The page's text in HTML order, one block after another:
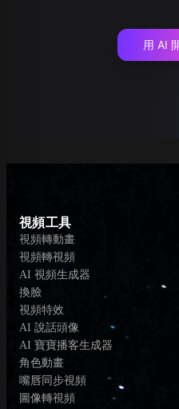
用 AI
視頻工具
視頻轉動畫
視頻轉視頻
AI 視頻生成器
換臉
視頻特效
AI 說話頭像
AI 寶寶播客生成器
角色動畫
嘴唇同步視頻
圖像轉視頻